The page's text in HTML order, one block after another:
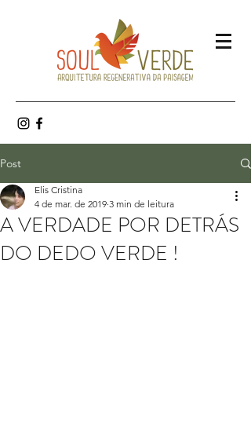
Post
A VERDADE POR DETRÁS
DO DEDO VERDE !
Elis Cristina
4 de mar. de 2019 3 min de leitura